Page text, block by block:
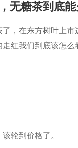
无糖茶到底能
，在东方树叶上市
红我们到底该怎么
轮到价格了。